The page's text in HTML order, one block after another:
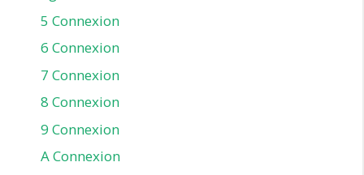
5 Connexion
6 Connexion
7 Connexion
8 Connexion
9 Connexion
A Connexion